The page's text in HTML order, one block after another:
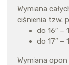
Wymiana
ciśnienia tzw.
do 16″ –
do 17″ –
Wymiana